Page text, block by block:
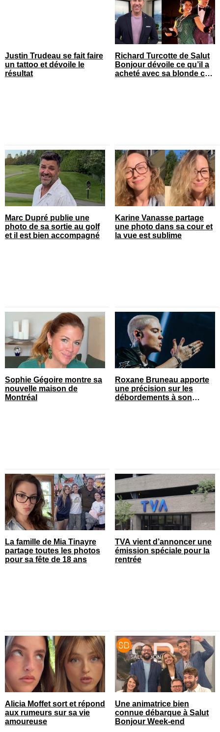
Justin Trudeau se fait faire
un tattoo et dévoile le
résultat
Richard Turcotte de Salut
Bonjour dévoile ce qu’il a
acheté avec sa blonde cet
Marc Dupré publie une
photo de sa sortie au golf
et il est bien accompagné
Karine Vanasse partage
une photo dans sa cour et
la vue est sublime
Sophie Gégoire montre sa
nouvelle maison de
Montréal
Roxane Bruneau apporte
une précision sur les
débordements à son
La famille de Mia Tinayre
partage toutes les photos
pour sa fête de 18 ans
TVA vient d’annoncer une
émission spéciale pour la
rentrée
Alicia Moffet sort et répond
aux rumeurs sur sa vie
amoureuse
Une animatrice bien
connue débarque à Salut
Bonjour Week-end